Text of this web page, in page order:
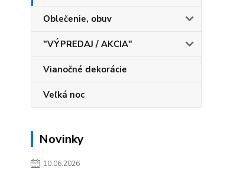
Oblečenie, obuv
"VÝPREDAJ / AKCIA"
Vianočné dekorácie
Veľká noc
Novinky
10.06.2026